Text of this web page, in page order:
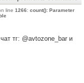
line 1266: count(): Parameter
тг: @avtozone_bar и